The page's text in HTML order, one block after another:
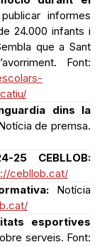
que a Sant
Font:
dins la
de premsa.
CEBLLOB:
cebllob.cat/
Notícia
esportives
serveis. Font: